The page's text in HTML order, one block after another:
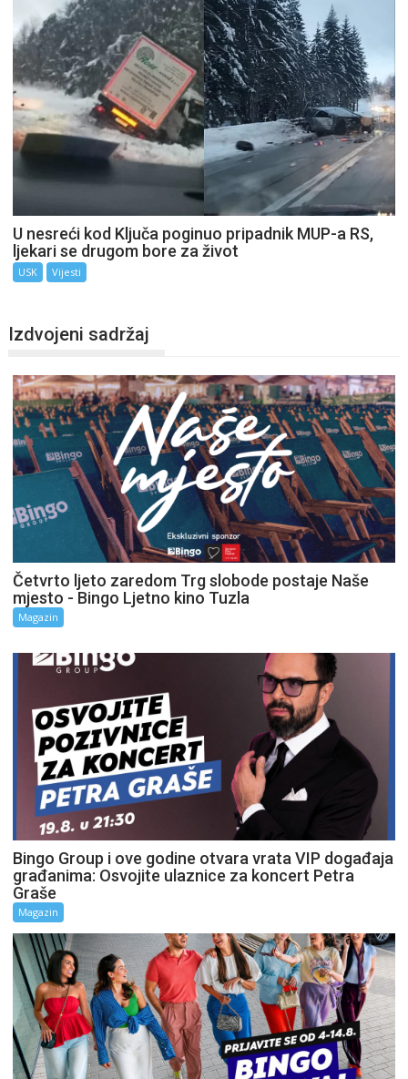
U nesreći kod Ključa poginuo pripadnik MUP-a RS,
ljekari se drugom bore za život
USK Vijesti
Izdvojeni sadržaj
Četvrto ljeto zaredom Trg slobode postaje Naše
mjesto - Bingo Ljetno kino Tuzla
Magazin
Bingo Group i ove godine otvara vrata VIP događaja
građanima: Osvojite ulaznice za koncert Petra
Graše
Magazin